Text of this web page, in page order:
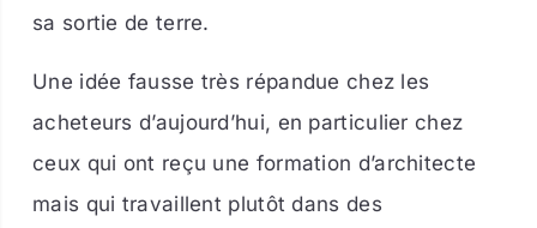
sa sortie de terre.
Une idée fausse très répandue chez les
acheteurs d’aujourd’hui, en particulier chez
ceux qui ont reçu une formation d’architecte
mais qui travaillent plutôt dans des